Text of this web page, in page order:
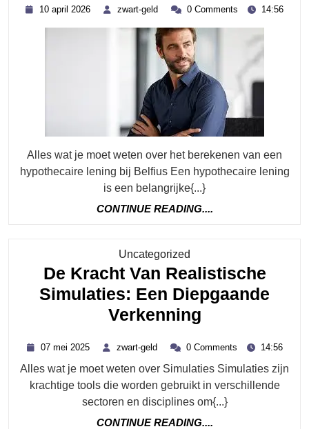
Hypothecaire
Lening
Berekenen
Bij
Belfius:
Praktische
Gids
10 april 2026 zwart-geld
zwart- 0 Comments 14:56
Alles wat je moet weten over het berekenen van een
hypothecaire lening bij Belfius Een hypothecaire lening
is een belangrijke{...}
CONTINUE READING....
Uncategorized
De Kracht Van Realistische
Simulaties: Een Diepgaande
VerkenningDe
Van
Realistische
Simulaties:
Een
07 mei 2025
2025
zwart-geld
zwart- 0 Comments 14:56
Alles wat je moet weten over Simulaties Simulaties zijn
krachtige tools die worden gebruikt in verschillende
sectoren en disciplines om{...}
CONTINUE READING....